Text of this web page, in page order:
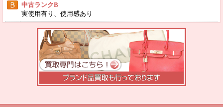
中古ランクB
実使用有り、使用感あり